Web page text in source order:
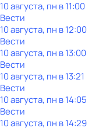
10 августа, пн в 11:00
Вести
10 августа, пн в 12:00
Вести
10 августа, пн в 13:00
Вести
10 августа, пн в 13:21
Вести
10 августа, пн в 14:05
Вести
10 августа, пн в 14:29